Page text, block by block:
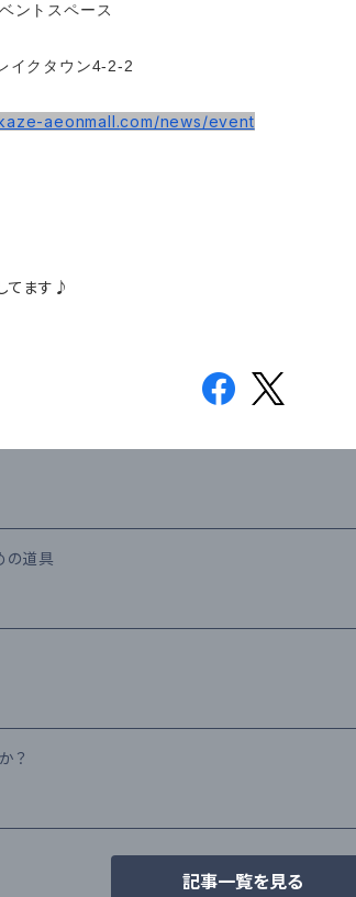
ントスペース
タウン4-2-2
aeonmall.com/news/event
てます♪
の道具
？
記事一覧を見る